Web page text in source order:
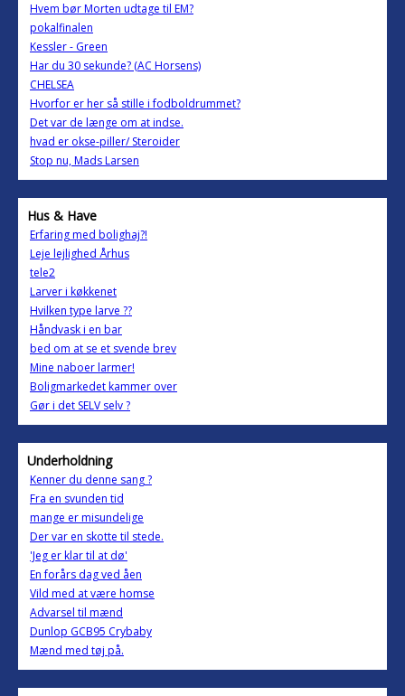
Hvem bør Morten udtage til EM?
pokalfinalen
Kessler - Green
Har du 30 sekunde? (AC Horsens)
CHELSEA
Hvorfor er her så stille i fodboldrummet?
Det var de længe om at indse.
hvad er okse-piller/ Steroider
Stop nu, Mads Larsen
Hus & Have
Erfaring med bolighaj?!
Leje lejlighed Århus
tele2
Larver i køkkenet
Hvilken type larve ??
Håndvask i en bar
bed om at se et svende brev
Mine naboer larmer!
Boligmarkedet kammer over
Gør i det SELV selv ?
Underholdning
Kenner du denne sang ?
Fra en svunden tid
mange er misundelige
Der var en skotte til stede.
'Jeg er klar til at dø'
En forårs dag ved åen
Vild med at være homse
Advarsel til mænd
Dunlop GCB95 Crybaby
Mænd med tøj på.